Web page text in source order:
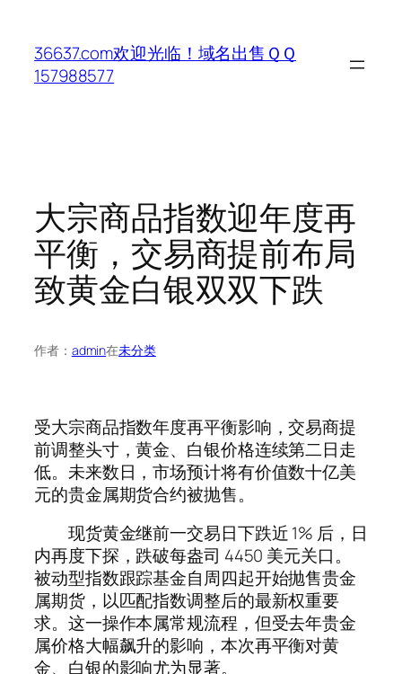
36637.com欢迎光临！域名出售ＱＱ
157988577
大宗商品指数迎年度再
平衡，交易商提前布局
致黄金白银双双下跌
作者： admin在未分类
受大宗商品指数年度再平衡影响，交易商提
前调整头寸，黄金、白银价格连续第二日走
低。未来数日，市场预计将有价值数十亿美
元的贵金属期货合约被抛售。
现货黄金继前一交易日下跌近 1% 后，日
内再度下探，跌破每盎司 4450 美元关口。
被动型指数跟踪基金自周四起开始抛售贵金
属期货，以匹配指数调整后的最新权重要
求。这一操作本属常规流程，但受去年贵金
属价格大幅飙升的影响，本次再平衡对黄
金、白银的影响尤为显著。